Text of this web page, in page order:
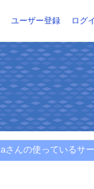
ユーザー登録 ログ
さんの使っているサ